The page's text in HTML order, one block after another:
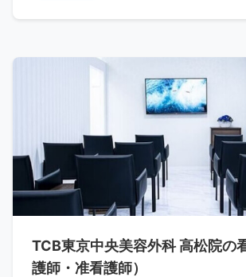
TCB東京中央美容外科 高松院の
護師・准看護師）